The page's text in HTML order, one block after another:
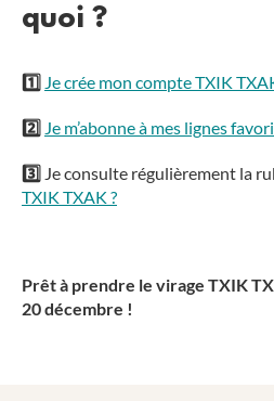
quoi ?
1️⃣ Je crée mon compte TXIK
2️⃣ Je m’abonne à mes lignes
3️⃣ Je consulte régulièrement la
TXIK TXAK ?
Prêt à prendre le virage TXIK
20 décembre !